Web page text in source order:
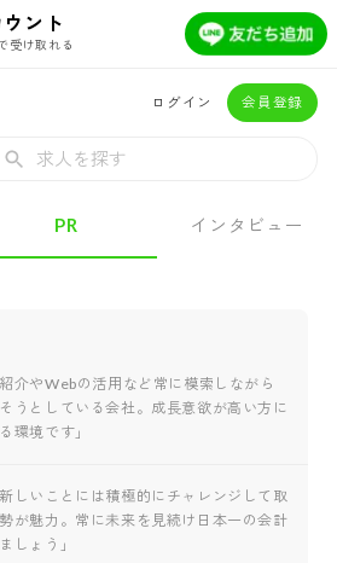
ント
受け取れる
ログイン 会員登録
求人を探す
PR インタビュー
介やWebの活用など常に模索しながら
うとしている会社。成長意欲が高い方に
環境です」
新しいことには積極的にチャレンジして取
が魅力。常に未来を見続け日本一の会計
しょう」